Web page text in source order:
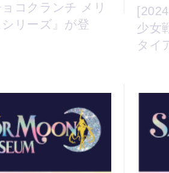
コクランチ メリ
リーズ』が登
少女
タイ